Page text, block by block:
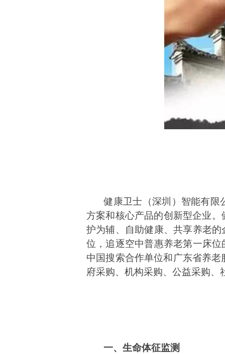
健康卫士（深圳）智能有限
方案和核心产品的创新型企业
护为辅、自助健康、共享养老
位，追逐空中普惠养老第一床位
中国搜索合作单位和广东省养
府采购、机构采购、公益采购
一、生命体征监测